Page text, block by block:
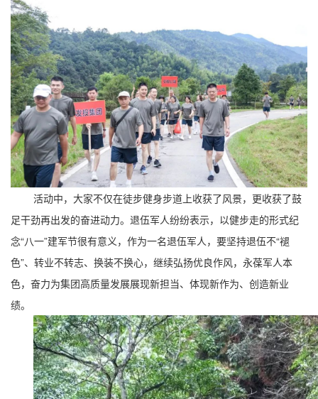
活动中，大家不仅在徒步健身步道上收获了风景，更收获了鼓
足干劲再出发的奋进动力。退伍军人纷纷表示，以健步走的形式纪
念“八一”建军节很有意义，作为一名退伍军人，要坚持退伍不“褪
色”、转业不转志、换装不换心，继续弘扬优良作风，永葆军人本
色，奋力为集团高质量发展展现新担当、体现新作为、创造新业
绩。